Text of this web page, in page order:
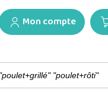
Mon compte
: